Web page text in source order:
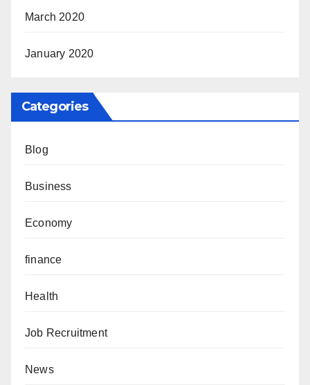
March 2020
January 2020
Categories
Blog
Business
Economy
finance
Health
Job Recruitment
News